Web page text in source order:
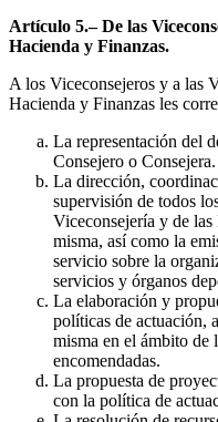
Artículo 5.– De las
Hacienda y Finanzas.
A los Viceconsejeros y a las
Hacienda y Finanzas les
La representación del
Consejero o Consejera.
La dirección,
supervisión de todos
Viceconsejería y de
misma, así como la
servicio sobre la
servicios y órganos
La elaboración y
políticas de actuación,
misma en el ámbito de
encomendadas.
La propuesta de
con la política de